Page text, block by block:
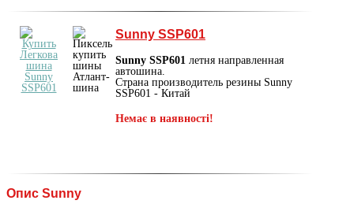
Sunny SSP601
Sunny SSP601 летня направленная
автошина.
Страна производитель резины Sunny
SSP601 - Китай
Немає в наявності!
Опис Sunny